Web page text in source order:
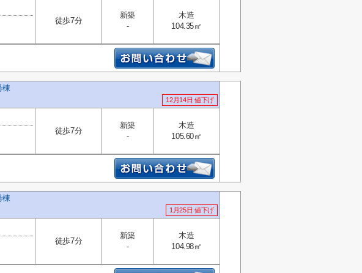
徒歩7分
新築
-
木造
104.35㎡
棟
12月14日 値下げ
徒歩7分
新築
-
木造
105.60㎡
棟
1月25日 値下げ
徒歩7分
新築
-
木造
104.98㎡